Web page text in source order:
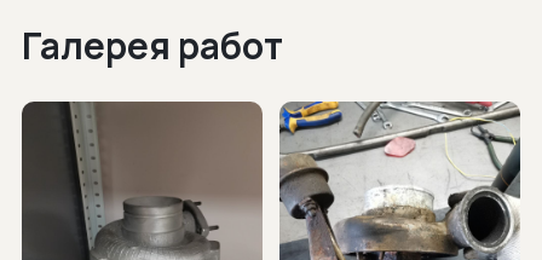
Галерея работ